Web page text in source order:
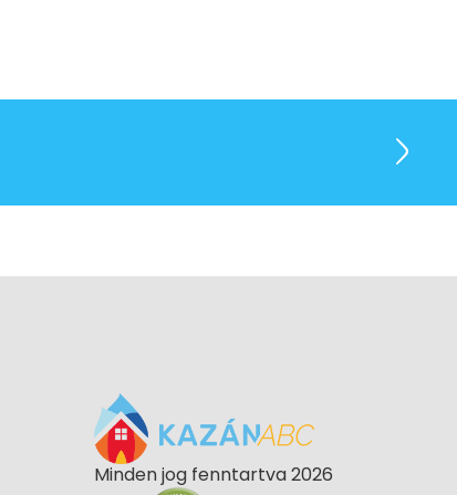
Minden jog fenntartva 2026